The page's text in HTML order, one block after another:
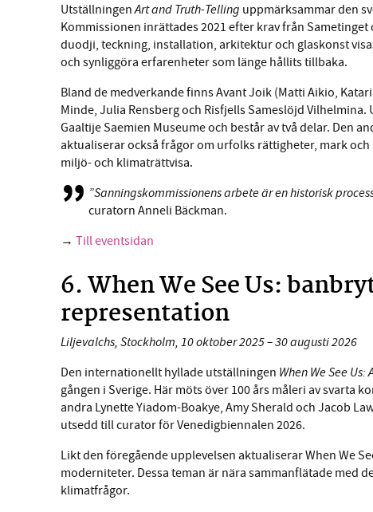
UtställningenArt and Truth-Telling uppmärksammar den
Kommissionen inrättades 2021 efter krav från
duodji, teckning, installation, arkitektur och glaskonst
och synliggöra erfarenheter som länge hållits tillbaka.
Bland de medverkande finns Avant Joik (Matti Aikio,
Minde, Julia Rensberg och Risfjells Sameslöjd
Gaaltije Saemien Museume och består av två delar. Den
aktualiserar också frågor om urfolks rättigheter, mark
miljö- och klimaträttvisa.
”Sanningskommissionens arbete är en historisk
curatorn Anneli Bäckman.
→ Till eventsidan
6. When We See Us:
representation
Liljevalchs, Stockholm, 10 oktober 2025 – 30 augusti 2026
Den internationellt hyllade utställningen When We See
gången i Sverige. Här möts över 100 års måleri av svarta
andra Lynette Yiadom-Boakye, Amy Sherald och Jacob
utsedd till curator för Venedigbiennalen 2026.
Likt den föregående upplevelsen aktualiserar When We
moderniteter. Dessa teman är nära sammanflätade med
klimatfrågor.